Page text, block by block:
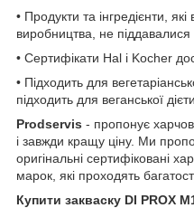
• Продукти та інгредієнти,
виробництва, не піддавалися
• Сертифікати Hal і Kocher
• Підходить для
підходить для веганської дієти
Prodservis - пропонує
і завжди кращу ціну. Ми
оригінальні сертифіковані
марок, які проходять
Купити закваску DI PROX